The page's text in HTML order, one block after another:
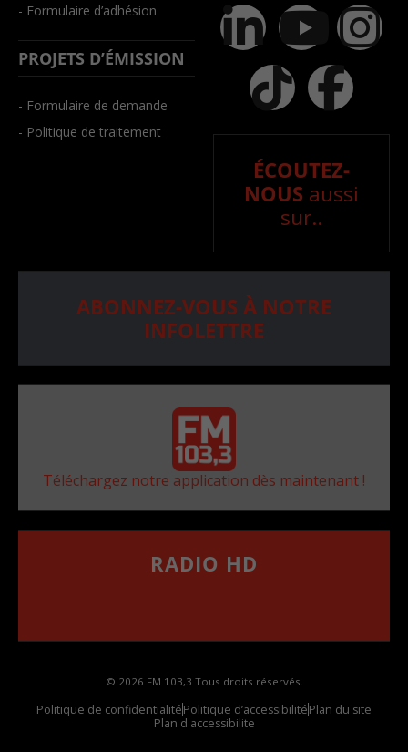
- Formulaire d’adhésion
PROJETS D’ÉMISSION
- Formulaire de demande
- Politique de traitement
ÉCOUTEZ-
NOUS aussi
sur..
ABONNEZ-VOUS À NOTRE
INFOLETTRE
Téléchargez notre application dès maintenant !
RADIO HD
© 2026 FM 103,3 Tous droits réservés.
Politique de confidentialitéPolitique d’accessibilitéPlan du site
Plan d'accessibilite